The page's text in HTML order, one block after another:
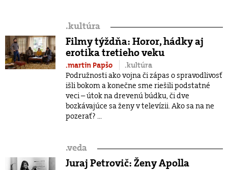
.kultúra
Filmy týždňa: Horor, hádky aj
erotika tretieho veku
.martin Papšo
.kultúra
Podružnosti ako vojna či zápas o spravodlivosť
išli bokom a konečne sme riešili podstatné
veci – útok na drevenú búdku, či dve
bozkávajúce sa ženy v televízii. Ako sa na ne
pozerať? ...
.veda
Juraj Petrovič: Ženy Apolla